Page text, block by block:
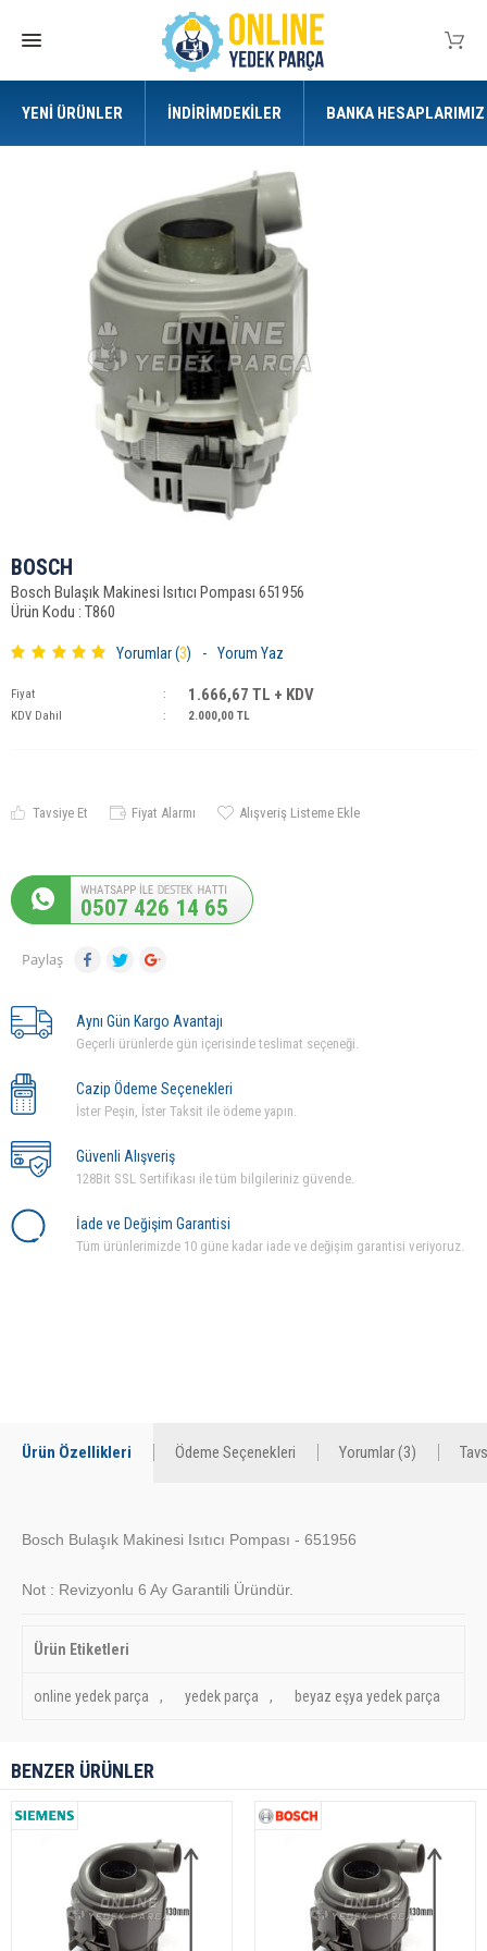
YENI ÜRÜNLER İNDIRIMDEKILER BANKA HESAPLARIMIZ
BOSCH
Bosch Bulaşık Makinesi Isıtıcı Pompası 651956
Ürün Kodu : T860
Yorumlar (3) - Yorum Yaz
Fiyat : 1.666,67 TL + KDV
KDV Dahil : 2.000,00 TL
Tavsiye Et Fiyat Alarmı Alışveriş Listeme Ekle
0507 426 14 65
Paylaş
Aynı Gün Kargo Avantajı
Geçerli ürünlerde gün içerisinde teslimat seçeneği.
Cazip Ödeme Seçenekleri
İster Peşin, İster Taksit ile ödeme yapın.
Güvenli Alışveriş
128Bit SSL Sertifikası ile tüm bilgileriniz güvende.
İade ve Değişim Garantisi
Tüm ürünlerimizde 10 güne kadar iade ve değişim garantisi veriyoruz.
Ürün Özellikleri Ödeme Seçenekleri Yorumlar (3)
Bosch Bulaşık Makinesi Isıtıcı Pompası - 651956
Not : Revizyonlu 6 Ay Garantili Üründür.
Ürün Etiketleri
online yedek parça , yedek parça , beyaz eşya yedek parça
BENZER ÜRÜNLER